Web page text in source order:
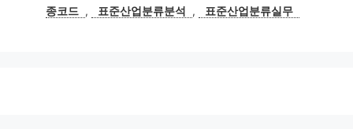
종코드 , 표준산업분류분석 , 표준산업분류실무